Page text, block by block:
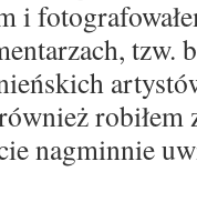
i
tzw.
robiłem
nagminnie